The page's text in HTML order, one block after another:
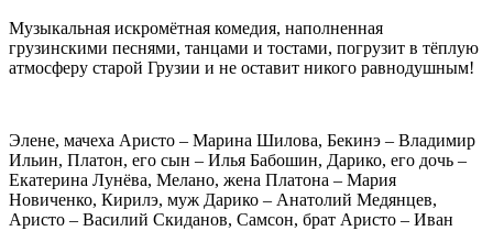
Музыкальная искромётная комедия, наполненная
грузинскими песнями, танцами и тостами, погрузит в тёплую
атмосферу старой Грузии и не оставит никого равнодушным!
Элене, мачеха Аристо – Марина Шилова, Бекинэ – Владимир
Ильин, Платон, его сын – Илья Бабошин, Дарико, его дочь –
Екатерина Лунёва, Мелано, жена Платона – Мария
Новиченко, Кирилэ, муж Дарико – Анатолий Медянцев,
Аристо – Василий Скиданов, Самсон, брат Аристо – Иван